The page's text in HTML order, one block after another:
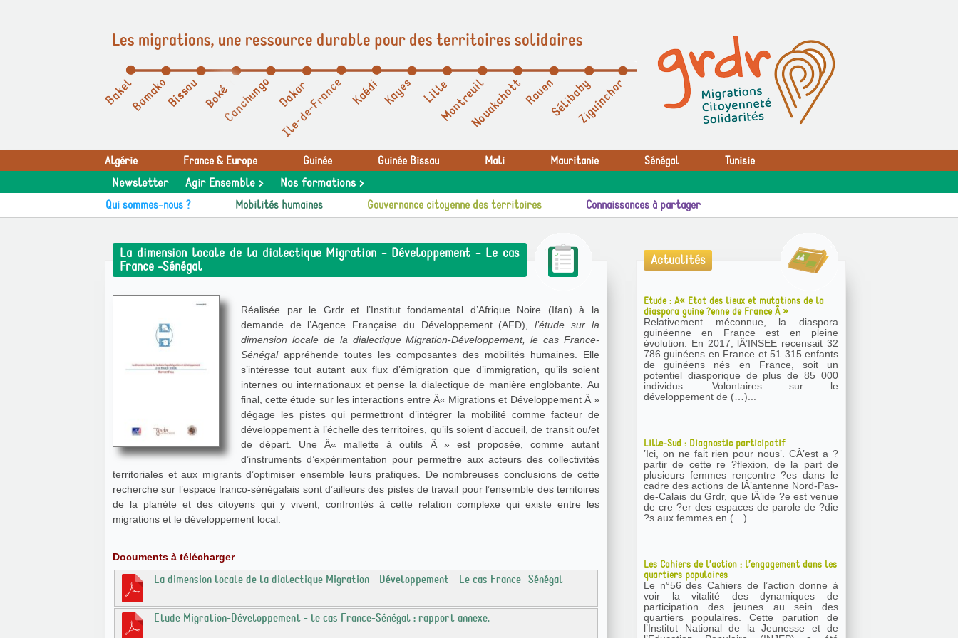
Les migrations, une ressource durable pour des territoires solidaires
Algérie France & Europe Guinée Guinée Bissau Mali Mauritanie Sénégal Tunisie
Newsletter Agir Ensemble > Nos formations >
Qui sommes-nous ? Mobilités humaines Gouvernance citoyenne des territoires Connaissances à partager
La dimension locale de la dialectique Migration - Développement - Le cas
France -Sénégal
Réalisée par le Grdr et l’Institut fondamental d’Afrique Noire (Ifan) à la
demande de l’Agence Française du Développement (AFD), l’étude sur la
dimension locale de la dialectique Migration-Développement, le cas France-
Sénégalappréhende toutes les composantes des mobilités humaines. Elle
s’intéresse tout autant aux flux d’émigration que d’immigration, qu’ils soient
internes ou internationaux et pense la dialectique de manière englobante. Au
final, cette étude sur les interactions entre Â« Migrations et Développement Â »
dégage les pistes qui permettront d’intégrer la mobilité comme facteur de
développement à l’échelle des territoires, qu’ils soient d’accueil, de transit ou/et
de départ. Une Â« mallette à outils Â » est proposée, comme autant
d’instruments d’expérimentation pour permettre aux acteurs des collectivités
territoriales et aux migrants d’optimiser ensemble leurs pratiques. De nombreuses conclusions de cette
recherche sur l’espace franco-sénégalais sont d’ailleurs des pistes de travail pour l’ensemble des territoires
de la planète et des citoyens qui y vivent, confrontés à cette relation complexe qui existe entre les
migrations et le développement local.
Documents à télécharger
La dimension locale de la dialectique Migration - Développement - Le cas France -Sénégal
Etude Migration-Développement - le cas France-Sénégal : rapport annexe.
Actualités
Etude : Â« Etat des lieux et mutations de la
diaspora guine ?enne de France Â »
Relativement méconnue, la diaspora
guinéenne en France est en pleine
évolution. En 2017, lÂ’INSEE recensait 32
786 guinéens en France et 51 315 enfants
de guinéens nés en France, soit un
potentiel diasporique de plus de 85 000
individus. Volontaires sur le
développement de (…)...
Lille-Sud : Diagnostic participatif
’Ici, on ne fait rien pour nous’. CÂ’est a ?
partir de cette re ?flexion, de la part de
plusieurs femmes rencontre ?es dans le
cadre des actions de lÂ’antenne Nord-Pas-
de-Calais du Grdr, que lÂ’ide ?e est venue
de cre ?er des espaces de parole de ?die
?s aux femmes en (…)...
Les Cahiers de l’action : l’engagement dans les
quartiers populaires
Le n°56 des Cahiers de l’action donne à
voir la vitalité des dynamiques de
participation des jeunes au sein des
quartiers populaires. Cette parution de
l’Institut National de la Jeunesse et de